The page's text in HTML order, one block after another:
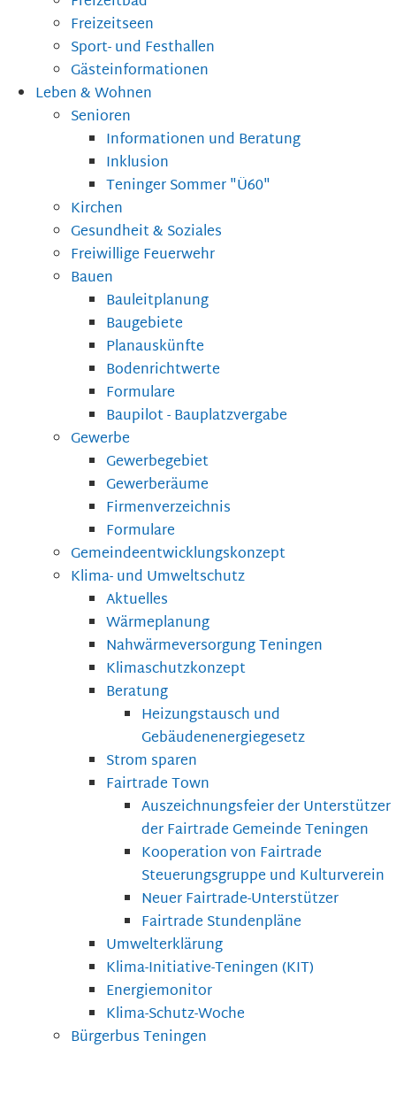
Freizeitseen
Sport- und Festhallen
Gästeinformationen
Leben & Wohnen
Senioren
Informationen und Beratung
Inklusion
Teninger Sommer "Ü60"
Kirchen
Gesundheit & Soziales
Freiwillige Feuerwehr
Bauen
Bauleitplanung
Baugebiete
Planauskünfte
Bodenrichtwerte
Formulare
Baupilot - Bauplatzvergabe
Gewerbe
Gewerbegebiet
Gewerberäume
Firmenverzeichnis
Formulare
Gemeindeentwicklungskonzept
Klima- und Umweltschutz
Aktuelles
Wärmeplanung
Nahwärmeversorgung Teningen
Klimaschutzkonzept
Beratung
Heizungstausch und
Gebäudenenergiegesetz
Strom sparen
Fairtrade Town
Auszeichnungsfeier der Unterstützer
der Fairtrade Gemeinde Teningen
Kooperation von Fairtrade
Steuerungsgruppe und Kulturverein
Neuer Fairtrade-Unterstützer
Fairtrade Stundenpläne
Umwelterklärung
Klima-Initiative-Teningen (KIT)
Energiemonitor
Klima-Schutz-Woche
Bürgerbus Teningen